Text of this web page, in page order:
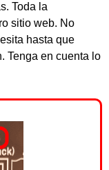
Toda la
sitio web. No
hasta que
Tenga en cuenta lo